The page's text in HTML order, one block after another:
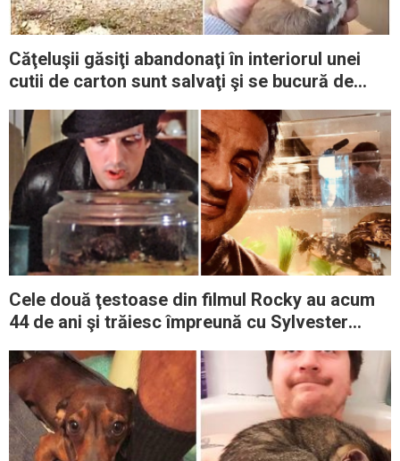
Căţeluşii găsiţi abandonaţi în interiorul unei
cutii de carton sunt salvaţi şi se bucură de
Cele două ţestoase din filmul Rocky au acum
44 de ani şi trăiesc împreună cu Sylvester